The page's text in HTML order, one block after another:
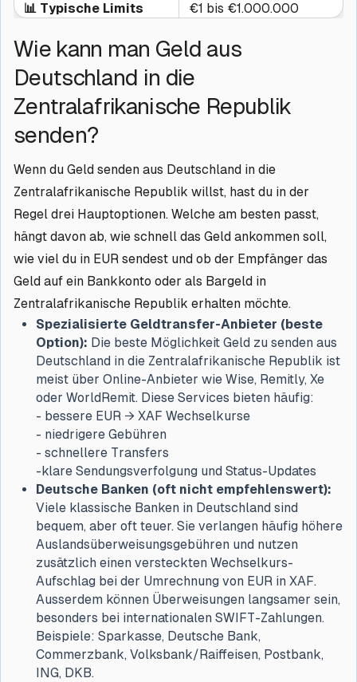
📊 Typische Limits €1 bis €1.000.000
Wie kann man Geld aus
Deutschland in die
Zentralafrikanische Republik
senden?
Wenn du Geld senden aus Deutschland in die
Zentralafrikanische Republik willst, hast du in der
Regel drei Hauptoptionen. Welche am besten passt,
hängt davon ab, wie schnell das Geld ankommen soll,
wie viel du in EUR sendest und ob der Empfänger das
Geld auf ein Bankkonto oder als Bargeld in
Zentralafrikanische Republik erhalten möchte.
Spezialisierte Geldtransfer-Anbieter (beste
Option): Die beste Möglichkeit Geld zu senden aus
Deutschland in die Zentralafrikanische Republik ist
meist über Online-Anbieter wie Wise, Remitly, Xe
oder WorldRemit. Diese Services bieten häufig:
- bessere EUR → XAF Wechselkurse
- niedrigere Gebühren
- schnellere Transfers
-klare Sendungsverfolgung und Status-Updates
Deutsche Banken (oft nicht empfehlenswert):
Viele klassische Banken in Deutschland sind
bequem, aber oft teuer. Sie verlangen häufig höhere
Auslandsüberweisungsgebühren und nutzen
zusätzlich einen versteckten Wechselkurs-
Aufschlag bei der Umrechnung von EUR in XAF.
Ausserdem können Überweisungen langsamer sein,
besonders bei internationalen SWIFT-Zahlungen.
Beispiele: Sparkasse, Deutsche Bank,
Commerzbank, Volksbank/Raiffeisen, Postbank,
ING, DKB.